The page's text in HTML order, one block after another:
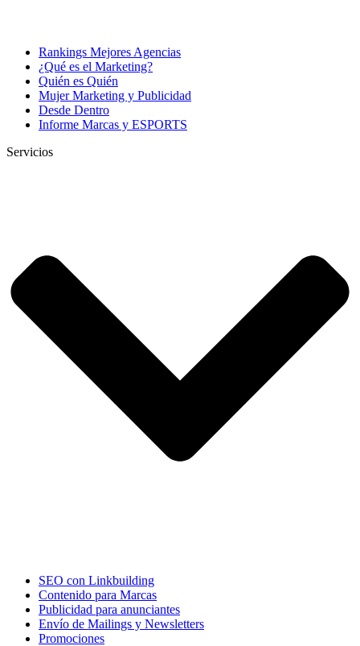
Rankings Mejores Agencias
¿Qué es el Marketing?
Quién es Quién
Mujer Marketing y Publicidad
Desde Dentro
Informe Marcas y ESPORTS
Servicios
SEO con Linkbuilding
Contenido para Marcas
Publicidad para anunciantes
Envío de Mailings y Newsletters
Promociones